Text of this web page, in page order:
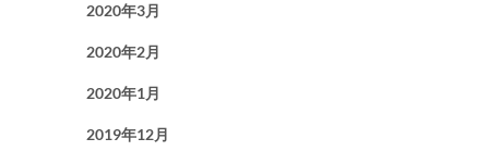
2020年3月
2020年2月
2020年1月
2019年12月